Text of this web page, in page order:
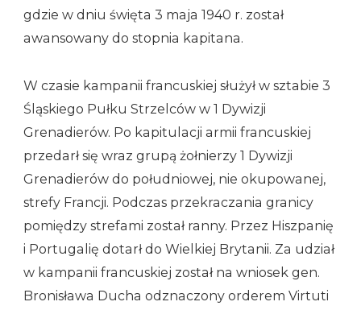
gdzie w dniu święta 3 maja 1940 r. został
awansowany do stopnia kapitana.
W czasie kampanii francuskiej służył w sztabie 3
Śląskiego Pułku Strzelców w 1 Dywizji
Grenadierów. Po kapitulacji armii francuskiej
przedarł się wraz grupą żołnierzy 1 Dywizji
Grenadierów do południowej, nie okupowanej,
strefy Francji. Podczas przekraczania granicy
pomiędzy strefami został ranny. Przez Hiszpanię
i Portugalię dotarł do Wielkiej Brytanii. Za udział
w kampanii francuskiej został na wniosek gen.
Bronisława Ducha odznaczony orderem Virtuti